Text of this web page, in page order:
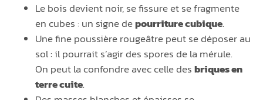
Le bois devient noir, se fissure et se fragmente
en cubes : un signe depourriture cubique.
Une fine poussière rougeâtre peut se déposer au
sol : il pourrait s’agir des spores de la mérule.
On peut la confondre avec celle desbriques en
terre cuite.